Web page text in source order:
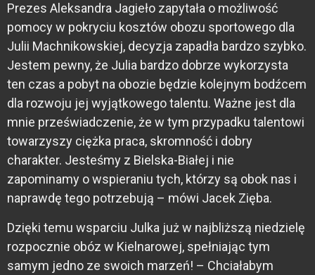
Prezes Aleksandra Jagieło zapytała o możliwość
pomocy w pokryciu kosztów obozu sportowego dla
Julii Machnikowskiej, decyzja zapadła bardzo szybko.
Jestem pewny, że Julia bardzo dobrze wykorzysta
ten czas a pobyt na obozie będzie kolejnym bodźcem
dla rozwoju jej wyjątkowego talentu. Ważne jest dla
mnie przeświadczenie, że w tym przypadku talentowi
towarzyszy ciężka praca, skromność i dobry
charakter. Jesteśmy z Bielska-Białej i nie
zapominamy o wspieraniu tych, którzy są obok nas i
naprawdę tego potrzebują – mówi Jacek Zięba.
Dzięki temu wsparciu Julka już w najbliższą niedzielę
rozpocznie obóz w Kielnarowej, spełniając tym
samym jedno ze swoich marzeń! – Chciałabym